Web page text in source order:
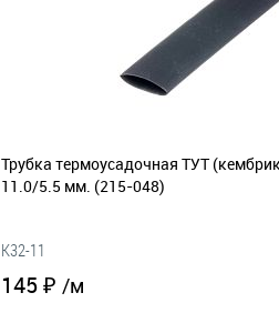
Трубка термоусадочная ТУТ
11.0/5.5 мм. (215-048)
K32-11
145 ₽/м